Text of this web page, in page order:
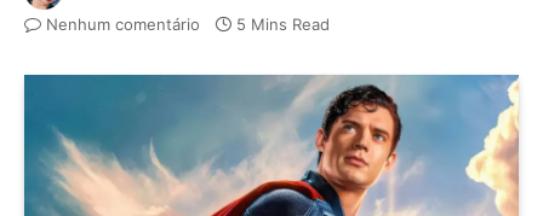
Nenhum comentário
5 Mins Read